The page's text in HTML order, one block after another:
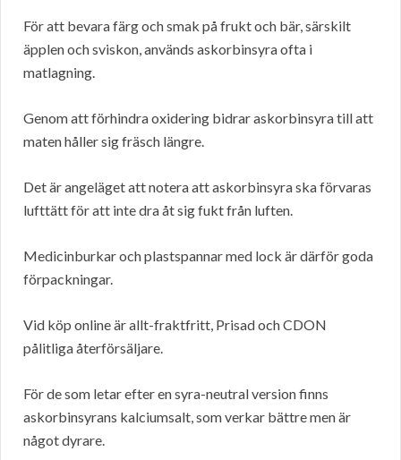
För att bevara färg och smak på frukt och bär, särskilt
äpplen och sviskon, används askorbinsyra ofta i
matlagning.
Genom att förhindra oxidering bidrar askorbinsyra till att
maten håller sig fräsch längre.
Det är angeläget att notera att askorbinsyra ska förvaras
lufttätt för att inte dra åt sig fukt från luften.
Medicinburkar och plastspannar med lock är därför goda
förpackningar.
Vid köp online är allt-fraktfritt, Prisad och CDON
pålitliga återförsäljare.
För de som letar efter en syra-neutral version finns
askorbinsyrans kalciumsalt, som verkar bättre men är
något dyrare.